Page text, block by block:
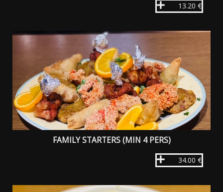
13.20 €
FAMILY STARTERS (MIN 4 PERS)
34.00 €